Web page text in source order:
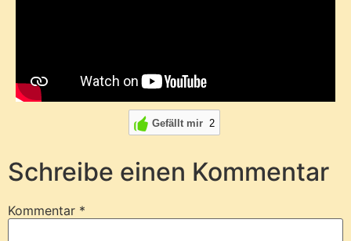
Gefällt mir 2
Schreibe einen Kommentar
Kommentar *